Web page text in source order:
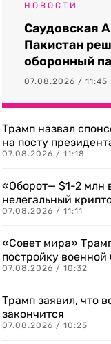
НОВОСТИ
Саудовская
Пакистан
оборонный
07.08.2026 / 11:45
Трамп назвал
на посту
07.08.2026 / 11:18
«Оборот— $1-2 млн
нелегальный
07.08.2026 / 11:11
«Совет мира»
постройку военной
07.08.2026 / 10:32
Трамп заявил, что
закончится
07.08.2026 / 10:25